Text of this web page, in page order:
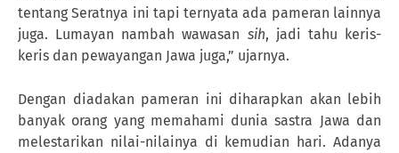
tentang Seratnya ini tapi ternyata ada pameran lainnya
juga. Lumayan nambah wawasan sih, jadi tahu keris-
keris dan pewayangan Jawa juga,” ujarnya.
Dengan diadakan pameran ini diharapkan akan lebih
banyak orang yang memahami dunia sastra Jawa dan
melestarikan nilai-nilainya di kemudian hari. Adanya